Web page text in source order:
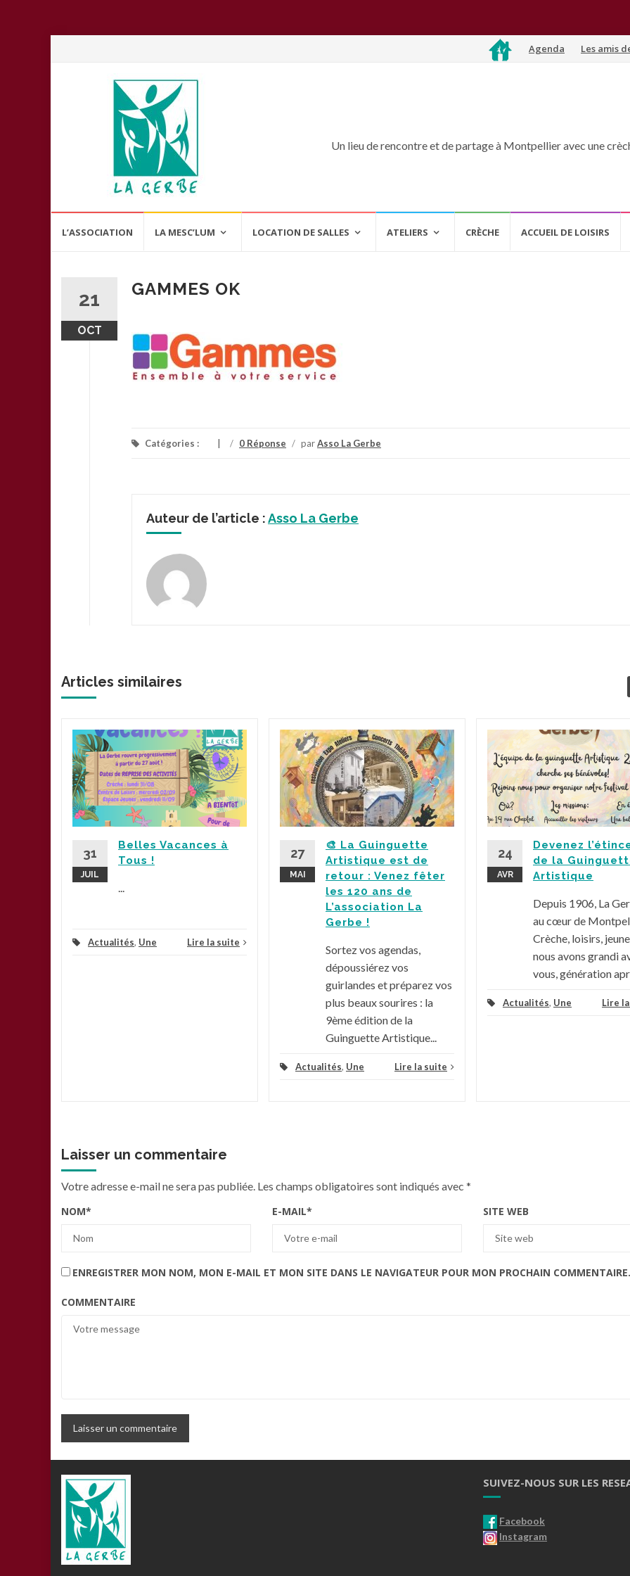
Aller Agenda Les amis
Un lieu de rencontre et de partage à Montpellier avec une
L’ASSOCIATION LA MESC’LUM LOCATION DE SALLES ATELIERS CRÈCHE ACCUEIL DE LOISIRS
21
OCT
GAMMES OK
Catégories : / 0 Réponse / parAsso La Gerbe
Auteur de l’article :Asso La Gerbe
Articles similaires
31
JUIL
Belles Vacances à
Tous !
Actualités, Une Lire la suite
27
MAI
🎨 La Guinguette
Artistique est de
retour : Venez fêter
les 120 ans de
L’association La
Gerbe !
Sortez vos agendas,
dépoussiérez vos
guirlandes et préparez vos
plus beaux sourires : la
9ème édition de la
Guinguette Artistique...
Actualités, Une Lire la suite
24
AVR
Devenez
de la
Artistique
Depuis 1906, La
au cœur de
Crèche, loisirs,
nous avons grandi
vous, génération
Actualités, Une Lire
Laisser un commentaire
Votre adresse e-mail ne sera pas publiée. Les champs obligatoires sont indiqués avec *
NOM* E-MAIL* SITE WEB
ENREGISTRER MON NOM, MON E-MAIL ET MON SITE DANS LE NAVIGATEUR POUR MON PROCHAIN COMMENTAIRE.
COMMENTAIRE
SUIVEZ-NOUS SUR LES
Facebook
Instagram